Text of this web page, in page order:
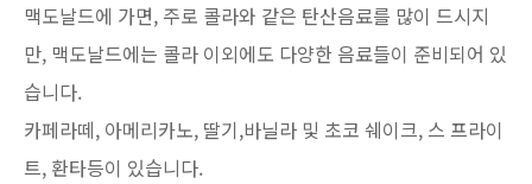
맥도날드에 가면, 주로 콜라와 같은 탄산음료를 많이 드시지
만, 맥도날드에는 콜라 이외에도 다양한 음료들이 준비되어 있
습니다.
카페라떼, 아메리카노, 딸기,바닐라 및 초코 쉐이크, 스 프라이
트, 환타등이 있습니다.